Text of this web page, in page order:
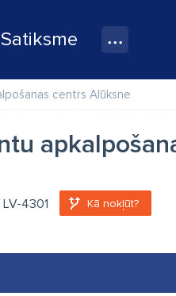
Satiksme
centrs Alūksne
4301 Kā nokļūt?